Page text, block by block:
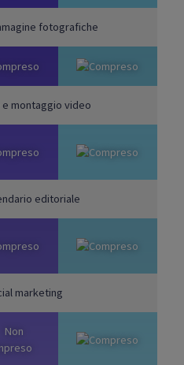
fotografiche
montaggio video
editoriale
marketing